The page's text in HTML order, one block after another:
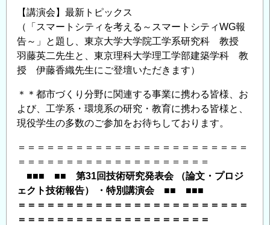
【講演会】最新トピックス
（「スマートシティを考える～スマートシティWG報
告～」と題し、東京大学大学院工学系研究科 教授
羽藤英二先生と、東京理科大学理工学部建築学科 教
授 伊藤香織先生にご登壇いただきます）
＊＊都市づくり分野に関連する事業に携わる皆様、お
よび、工学系・環境系の研究・教育に携わる皆様と、
現役学生の多数のご参加をお待ちしております。
＝＝＝＝＝＝＝＝＝＝＝＝＝＝＝＝＝＝＝＝＝＝＝＝
＝＝＝＝＝＝＝＝＝＝＝＝＝＝＝＝＝＝＝＝
■■■ ■■ 第31回技術研究発表会 （論文・プロジ
ェクト技術報告） ・特別講演会 ■■ ■■■
＝＝＝＝＝＝＝＝＝＝＝＝＝＝＝＝＝＝＝＝＝＝＝＝
＝＝＝＝＝＝＝＝＝＝＝＝＝＝＝＝＝＝＝＝